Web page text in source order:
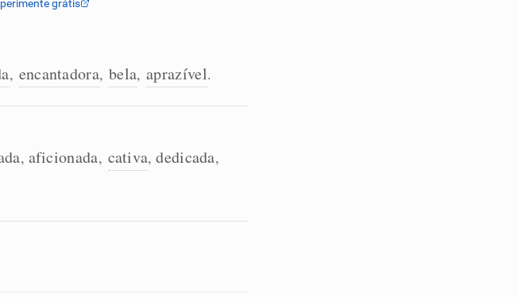
, encantadora, bela, aprazível.
, aficionada, cativa,dedicada,